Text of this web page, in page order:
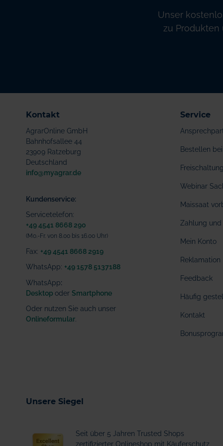
Unser
zu
Kontakt
AgrarOnline GmbH
Bahnhofsallee 44
23909 Ratzeburg
Deutschland
info@myagrar.de
Kundenservice:
Servicetelefon:
+49 4541 8668 290
(Mo.-Fr. von 8.00 bis 16.00 Uhr)
Fax: +49 4541 8668 2919
WhatsApp: +49 1578 5137188
WhatsApp:
Desktop oder Smartphone
Oder nutzen Sie auch unser
Onlineformular
Service
Bestellen
Webinar
Maissaat
Zahlung
Mein Konto
Reklamation
Feedback
Häufig
Kontakt
Unsere Siegel
Seit über 5 Jahren Trusted Shops
zertifizierter Onlineshop mit Käuferschutz